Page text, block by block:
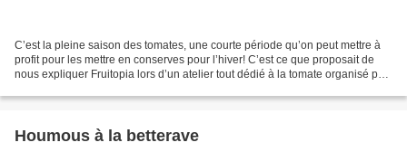
C’est la pleine saison des tomates, une courte période qu’on peut mettre à
profit pour les mettre en conserves pour l’hiver! C’est ce que proposait de
nous expliquer Fruitopia lors d’un atelier tout dédié à la tomate organisé par
Houmous à la betterave